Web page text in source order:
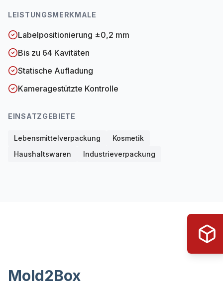
LEISTUNGSMERKMALE
Labelpositionierung ±0,2 mm
Bis zu 64 Kavitäten
Statische Aufladung
Kameragestützte Kontrolle
EINSATZGEBIETE
Lebensmittelverpackung
Kosmetik
Haushaltswaren
Industrieverpackung
Mold2Box